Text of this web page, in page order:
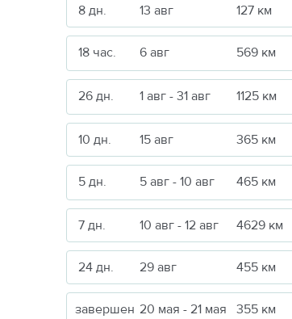
8 дн. 13 авг 127 км
18 час. 6 авг 569 км
26 дн. 1 авг - 31 авг 1125 км
10 дн. 15 авг 365 км
5 дн. 5 авг - 10 авг 465 км
7 дн. 10 авг - 12 авг 4629 км
24 дн. 29 авг 455 км
завершен 20 мая - 21 мая 355 км